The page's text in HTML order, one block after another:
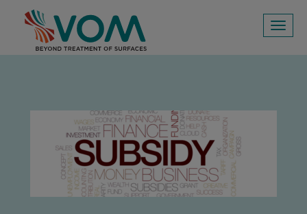
Toggle